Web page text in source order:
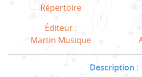
Répertoire
Éditeur :
Martin Musique
Description :